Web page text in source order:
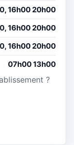
16h00 20h00
16h00 20h00
16h00 20h00
07h00 13h00
?